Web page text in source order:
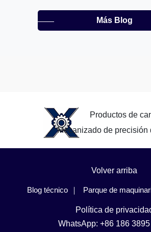
Más Blog
Productos de
Mecanizado de precisión
Volver arriba
Blog técnico Parque de
Política de
WhatsApp: +86 186